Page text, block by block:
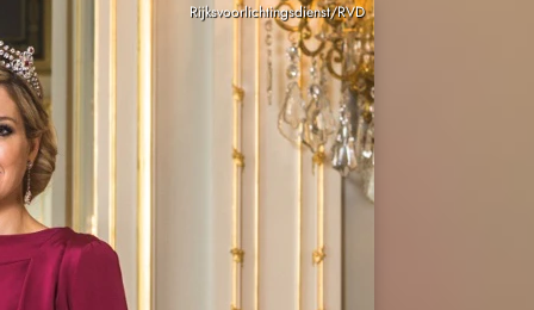
Rijksvoorlichtingsdienst/RVD